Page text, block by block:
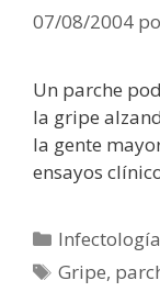
07/08/2004
Un parche
la gripe
la gente
ensayos
Categorías
Infectología
Etiquetas
Gripe,